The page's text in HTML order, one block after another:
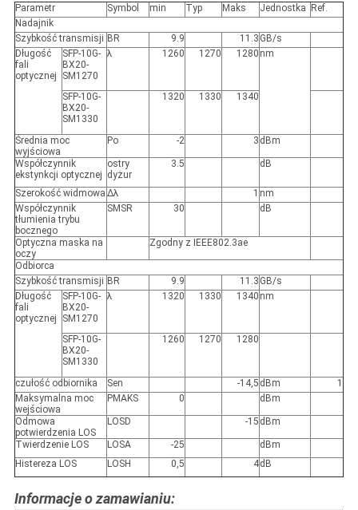
Parametr Symbol min Typ Maks Jednostka
Ref.
Nadajnik
Szybkość transmisji BR 9.9 11.3 GB/s
Długość
fali
optycznej
SFP-10G-
BX20-
SM1270
λ 1260 1270 1280 nm
SFP-10G-
BX20-
SM1330
1320 1330 1340
Średnia moc
wyjściowa
Po -2 3 dBm
Współczynnik
ekstynkcji optycznej
ostry
dyżur
3.5 dB
Szerokość widmowa Δλ 1 nm
Współczynnik
tłumienia trybu
bocznego
SMSR 30 dB
Optyczna maska ​​na
oczy
Zgodny z IEEE802.3ae
Odbiorca
Szybkość transmisji BR 9.9 11.3 GB/s
Długość
fali
optycznej
SFP-10G-
BX20-
SM1270
λ 1320 1330 1340 nm
SFP-10G-
BX20-
SM1330
1260 1270 1280
czułość odbiornika Sen -14,5 dBm
1
Maksymalna moc
wejściowa
PMAKS 0 dBm
Odmowa
potwierdzenia LOS
LOSD -15 dBm
Twierdzenie LOS LOSA -25
dBm
Histereza LOS
LOSH 0,5 4dB
Informacje o zamawianiu: